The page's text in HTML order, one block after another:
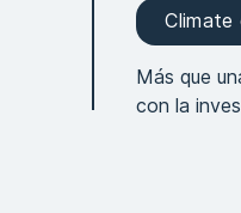
Climate
Más que
con la